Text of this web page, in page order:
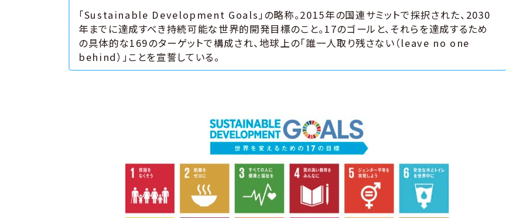
「Sustainable Development Goals」の略称。2015年の国連サミットで採択された、2030
年までに達成すべき持続可能な世界的開発目標のこと。17のゴールと、それらを達成するため
の具体的な169のターゲットで構成され、地球上の「誰一人取り残さない（leave no one
behind）」ことを宣誓している。